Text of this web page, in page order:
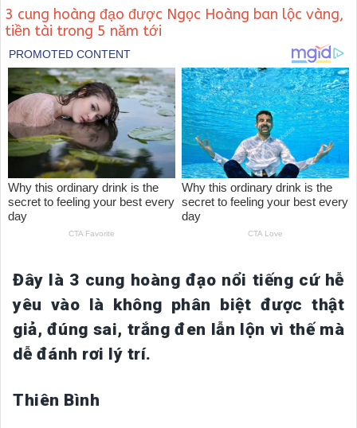
3 cung hoàng đạo được Ngọc Hoàng ban lộc vàng,
tiền tài trong 5 năm tới
Đây là 3 cung hoàng đạo nổi tiếng cứ hễ
yêu vào là không phân biệt được thật
giả, đúng sai, trắng đen lẫn lộn vì thế mà
dễ đánh rơi lý trí.
Thiên Bình